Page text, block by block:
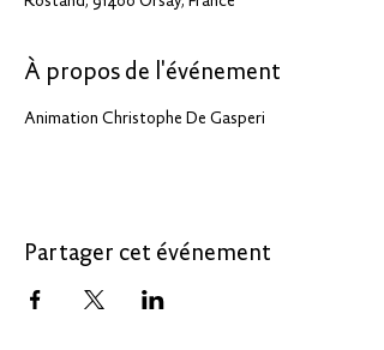
À propos de l'événement
Animation Christophe De Gasperi
Partager cet événement